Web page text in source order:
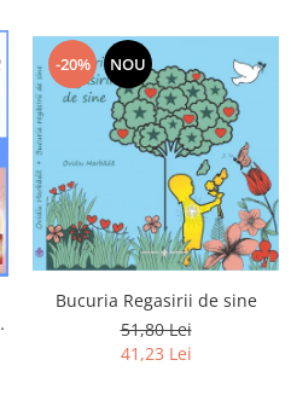
-20% NOU
Bucuria Regasirii de sine
51,80 Lei
41,23 Lei